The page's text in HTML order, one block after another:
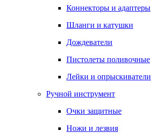
Коннекторы и адаптеры
Шланги и катушки
Дождеватели
Пистолеты поливочные
Лейки и опрыскиватели
Ручной инструмент
Очки защитные
Ножи и лезвия